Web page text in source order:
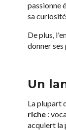
passionne
sa
De plus,
donner ses
Un
La plupart
riche :
acquiert la